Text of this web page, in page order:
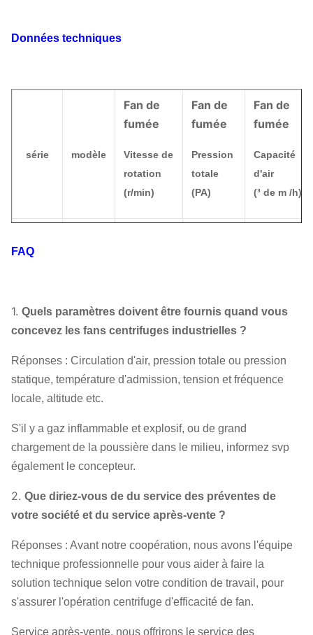
Données techniques
série modèle
Fan de
fumée
Vitesse de
rotation
(r/min)
Fan de
fumée
Pression
totale
(PA)
Fan de
fumée
Capacité
d'air
(³ de m /h)
Fan
de
fumée
6.3C 1000~1600 344~1985
8C 1120~1400 547~1517 3554~12074
FAQ
1. Quels paramètres doivent être fournis quand vous
concevez les fans centrifuges industrielles ?
Réponses : Circulation d'air, pression totale ou pression
statique, température d'admission, tension et fréquence
locale, altitude etc.
S'il y a gaz inflammable et explosif, ou de grand
chargement de la poussière dans le milieu, informez svp
également le concepteur.
2. Que diriez-vous de du service des préventes de
votre société et du service après-vente ?
Réponses : Avant notre coopération, nous avons l'équipe
technique professionnelle pour vous aider à faire la
solution technique selon votre condition de travail, pour
s'assurer l'opération centrifuge d'efficacité de fan.
Service après-vente, nous offrirons le service des